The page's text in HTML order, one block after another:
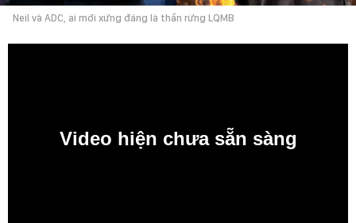
Neil và ADC, ai mới xứng đáng là thần rừng LQMB
Video hiện chưa sẵn sàng